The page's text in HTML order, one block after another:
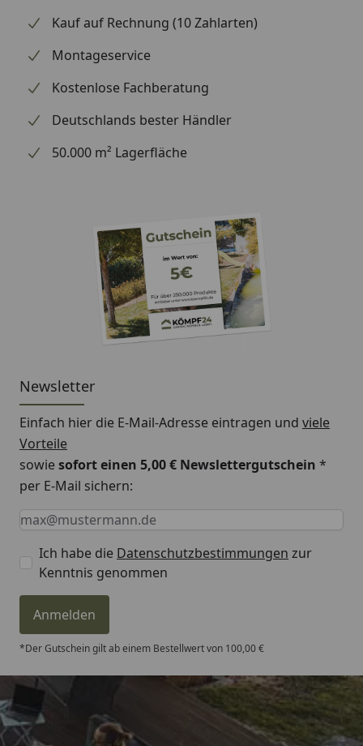
Optional erhältlich
(siehe Reiter
"Zubehör")
Regensammler mit
Überlaufstopp jeweils für
Wasserspeier
Hinweis: Für die Montage werden Traufbretter
Montageanleitung Wulstrinne Typ 250
(Rinnenbreite 78 mm)
Kauf auf Rechnung (10 Zahlarten)
Montageservice
Kostenlose Fachberatung
Deutschlands bester Händler
50.000 m² Lagerfläche
Newsletter
Einfach hier die E-Mail-Adresse eintragen und viele
Vorteile
sowiesofort einen 5,00 € Newslettergutschein *
per E-Mail sichern:
Keine Eingabe erforderlich
Eingabe erforderlich
E-Mail *
Ich habe die Datenschutzbestimmungen zur
Kenntnis genommen
Anmelden
*Der Gutschein gilt ab einem Bestellwert von 100,00 €
Trusted Shops